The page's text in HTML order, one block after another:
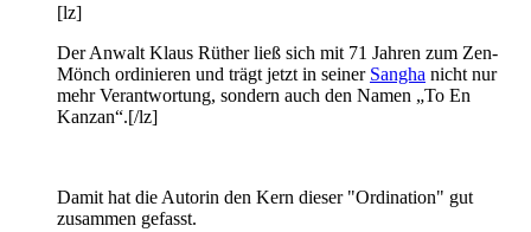
[lz]
Der Anwalt Klaus Rüther ließ sich mit 71 Jahren zum Zen-
Mönch ordinieren und trägt jetzt in seiner Sangha nicht nur
mehr Verantwortung, sondern auch den Namen „To En
Kanzan“.[/lz]
Damit hat die Autorin den Kern dieser "Ordination" gut
zusammen gefasst.